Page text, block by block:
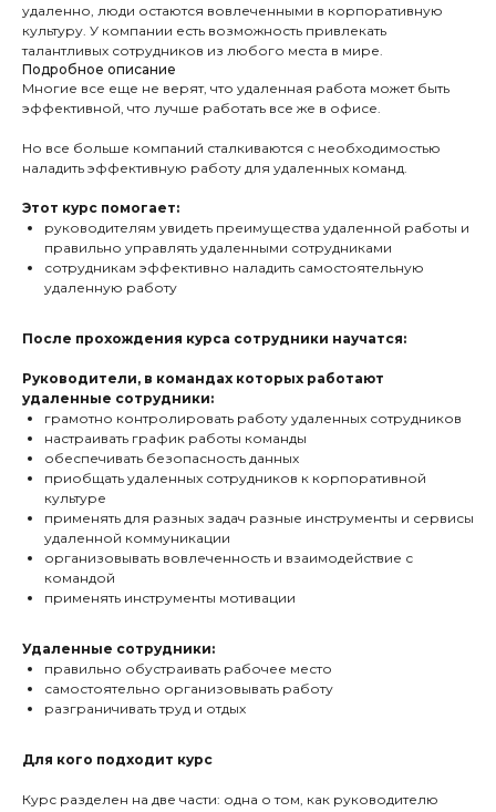
удаленно, люди остаются вовлеченными в корпоративную
культуру. У компании есть возможность привлекать
талантливых сотрудников из любого места в мире.
Подробное описание
Многие все еще не верят, что удаленная работа может быть
эффективной, что лучше работать все же в офисе.
Но все больше компаний сталкиваются с необходимостью
наладить эффективную работу для удаленных команд.
Этот курс помогает:
руководителям увидеть преимущества удаленной работы и
правильно управлять удаленными сотрудниками
сотрудникам эффективно наладить самостоятельную
удаленную работу
После прохождения курса сотрудники научатся:
Руководители, в командах которых работают
удаленные сотрудники:
грамотно контролировать работу удаленных сотрудников
настраивать график работы команды
обеспечивать безопасность данных
приобщать удаленных сотрудников к корпоративной
культуре
применять для разных задач разные инструменты и сервисы
удаленной коммуникации
организовывать вовлеченность и взаимодействие с
командой
применять инструменты мотивации
Удаленные сотрудники:
правильно обустраивать рабочее место
самостоятельно организовывать работу
разграничивать труд и отдых
Для кого подходит курс
Курс разделен на две части: одна о том, как руководителю